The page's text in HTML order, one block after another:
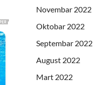
Novembar 2022
Oktobar 2022
Septembar 2022
August 2022
Mart 2022